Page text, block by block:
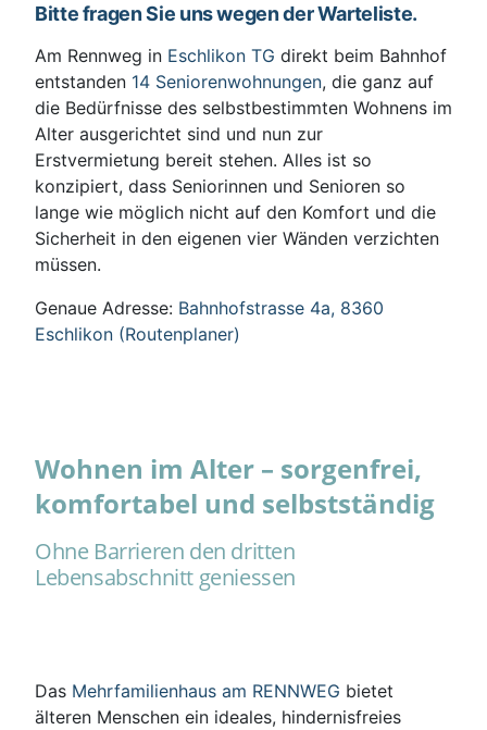
Bitte fragen Sie uns wegen der Warteliste.
Am Rennweg in Eschlikon TG direkt beim Bahnhof
entstanden 14 Seniorenwohnungen, die ganz auf
die Bedürfnisse des selbstbestimmten Wohnens im
Alter ausgerichtet sind und nun zur
Erstvermietung bereit stehen. Alles ist so
konzipiert, dass Seniorinnen und Senioren so
lange wie möglich nicht auf den Komfort und die
Sicherheit in den eigenen vier Wänden verzichten
müssen.
Genaue Adresse: Bahnhofstrasse 4a, 8360
Eschlikon (Routenplaner)
Wohnen im Alter – sorgenfrei,
komfortabel und selbstständig
Ohne Barrieren den dritten
Lebensabschnitt geniessen
Das Mehrfamilienhaus am RENNWEG bietet
älteren Menschen ein ideales, hindernisfreies